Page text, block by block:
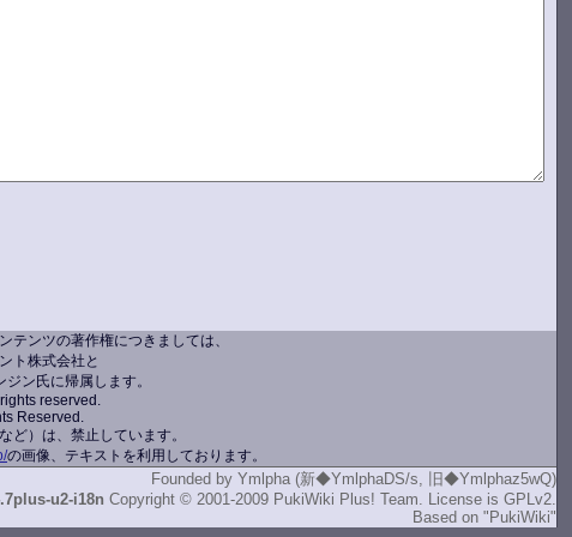
テンツの著作権につきましては、
ト株式会社と
ン氏に帰属します。
reserved.
Reserved.
ど）は、禁止しています。
の画像、テキストを利用しております。
Founded by Ymlpha (新◆YmlphaDS/s, 旧◆Ymlphaz5wQ)
u2-i18n Copyright © 2001-2009 PukiWiki Plus! Team . License is GPLv2.
Based on "PukiWiki"